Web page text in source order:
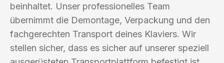
beinhaltet. Unser professionelles Team
übernimmt die Demontage, Verpackung und den
fachgerechten Transport deines Klaviers. Wir
stellen sicher, dass es sicher auf unserer speziell